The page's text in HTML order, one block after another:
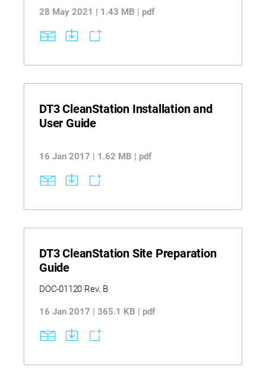
28 May 2021 | 1.43 MB | pdf
DT3 CleanStation Installation and
User Guide
16 Jan 2017 | 1.62 MB | pdf
DT3 CleanStation Site Preparation
Guide
DOC-01120 Rev. B
16 Jan 2017 | 365.1 KB | pdf